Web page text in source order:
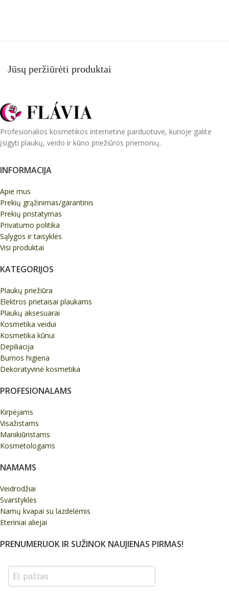
Jūsų peržiūrėti produktai
Profesionalios kosmetikos internetinė parduotuvė, kurioje galite
įsigyti plaukų, veido ir kūno priežiūros priemonių.
INFORMACIJA
Apie mus
Prekių grąžinimas/garantinis
Prekių pristatymas
Privatumo politika
Sąlygos ir taisyklės
Visi produktai
KATEGORIJOS
Plaukų priežiūra
Elektros prietaisai plaukams
Plaukų aksesuarai
Kosmetika veidui
Kosmetika kūnui
Depiliacija
Burnos higiena
Dekoratyvinė kosmetika
PROFESIONALAMS
Kirpėjams
Visažistams
Manikiūristams
Kosmetologams
NAMAMS
Veidrodžiai
Svarstyklės
Namų kvapai su lazdelėmis
Eteriniai aliejai
PRENUMERUOK IR SUŽINOK NAUJIENAS PIRMAS!